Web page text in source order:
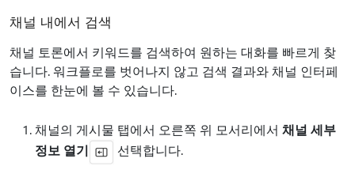
채널 내에서 검색
채널 토론에서 키워드를 검색하여 원하는 대화를 빠르게 찾
습니다. 워크플로를 벗어나지 않고 검색 결과와 채널 인터페
이스를 한눈에 볼 수 있습니다.
채널의 게시물 탭에서 오른쪽 위 모서리에서 채널 세부
정보 열기
선택합니다.